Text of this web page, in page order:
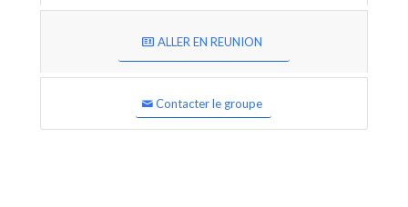
ALLER EN REUNION
Contacter le groupe